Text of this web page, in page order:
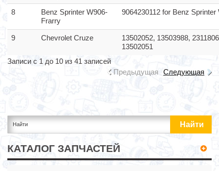
8
Benz Sprinter W906-
Frarry
9064230112 for Benz Sprinter
9 Chevrolet Cruze
13502052, 13503988,
13502051
Записи с 1 до 10 из 41 записей
Предыдущая
Следующая
КАТАЛОГ ЗАПЧАСТЕЙ